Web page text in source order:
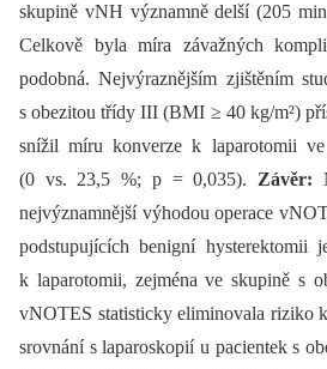
skupině vNH významně delší (205
Celkově byla míra závažných
podobná. Nejvýraznějším zjištěním
s obezitou třídy III (BMI ≥ 40 kg/m²)
snížil míru konverze k laparotomii
(0 vs. 23,5 %; p = 0,035). Závěr:
nejvýznamnější výhodou operace
podstupujících benigní hysterektomii
k laparotomii, zejména ve skupině s
vNOTES statisticky eliminovala riziko
srovnání s laparoskopií u pacientek s